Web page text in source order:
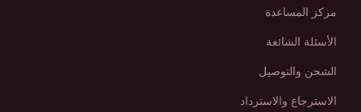
مركز المساعدة
الأسئلة الشائعة
الشحن والتوصيل
الاسترجاع والاسترداد